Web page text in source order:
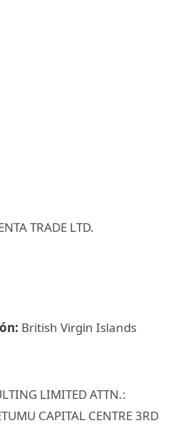
TRADE LTD.
British Virgin Islands
LIMITED ATTN.:
CAPITAL CENTRE 3RD